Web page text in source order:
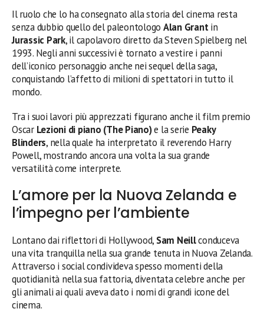
Il ruolo che lo ha consegnato alla storia del cinema resta
senza dubbio quello del paleontologo Alan Grantin
Jurassic Park, il capolavoro diretto da Steven Spielberg nel
1993. Negli anni successivi è tornato a vestire i panni
dell’iconico personaggio anche nei sequel della saga,
conquistando l’affetto di milioni di spettatori in tutto il
mondo.
Tra i suoi lavori più apprezzati figurano anche il film premio
Oscar Lezioni di piano (The Piano)e la serie Peaky
Blinders, nella quale ha interpretato il reverendo Harry
Powell, mostrando ancora una volta la sua grande
versatilità come interprete.
L’amore per la Nuova Zelanda e
l’impegno per l’ambiente
Lontano dai riflettori di Hollywood, Sam Neillconduceva
una vita tranquilla nella sua grande tenuta in Nuova Zelanda.
Attraverso i social condivideva spesso momenti della
quotidianità nella sua fattoria, diventata celebre anche per
gli animali ai quali aveva dato i nomi di grandi icone del
cinema.